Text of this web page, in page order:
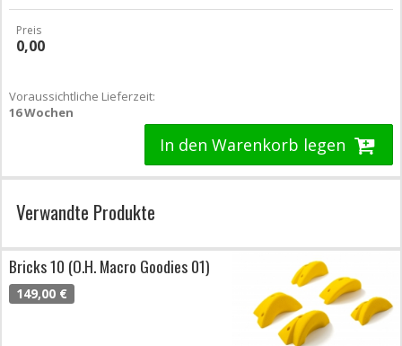
Preis
0,00
Voraussichtliche Lieferzeit:
16 Wochen
In den Warenkorb legen
Verwandte Produkte
Bricks 10 (O.H. Macro Goodies 01)
149,00 €